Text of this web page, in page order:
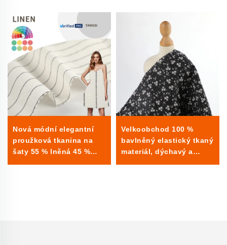
Nová módní elegantní
proužková tkanina na
šaty 55 % lněná 45 %
Velkoobchod 100 %
bavlněný elastický tkaný
materiál, dýchavý a